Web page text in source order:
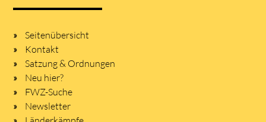
Seitenübersicht
Kontakt
Satzung & Ordnungen
Neu hier?
FWZ-Suche
Newsletter